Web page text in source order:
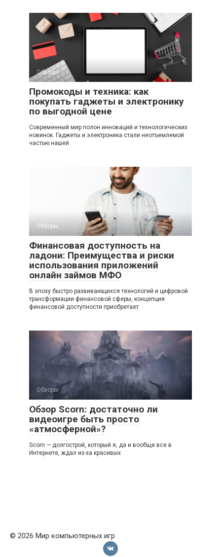
Обзоры
Промокоды и техника: как
покупать гаджеты и электронику
по выгодной цене
Современный мир полон инноваций и технологических
новинок. Гаджеты и электроника стали неотъемлемой
частью нашей
Обзоры
Финансовая доступность на
ладони: Преимущества и риски
использования приложений
онлайн займов МФО
В эпоху быстро развивающихся технологий и цифровой
трансформации финансовой сферы, концепция
финансовой доступности приобретает
Обзоры
Обзор Scorn: достаточно ли
видеоигре быть просто
«атмосферной»?
Scorn — долгострой, который я, да и вообще все в
Интернете, ждал из-за красивых
© 2026 Мир компьютерных игр